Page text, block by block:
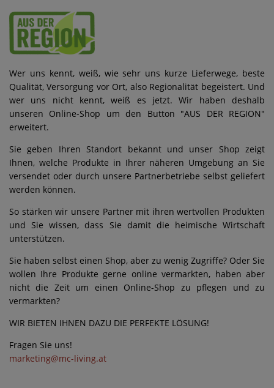
Wer uns kennt, weiß, wie sehr uns kurze Lieferwege, beste
Qualität, Versorgung vor Ort, also Regionalität begeistert. Und
wer uns nicht kennt, weiß es jetzt. Wir haben deshalb
unseren Online-Shop um den Button "AUS DER REGION"
erweitert.
Sie geben Ihren Standort bekannt und unser Shop zeigt
Ihnen, welche Produkte in Ihrer näheren Umgebung an Sie
versendet oder durch unsere Partnerbetriebe selbst geliefert
werden können.
So stärken wir unsere Partner mit ihren wertvollen Produkten
und Sie wissen, dass Sie damit die heimische Wirtschaft
unterstützen.
Sie haben selbst einen Shop, aber zu wenig Zugriffe? Oder Sie
wollen Ihre Produkte gerne online vermarkten, haben aber
nicht die Zeit um einen Online-Shop zu pflegen und zu
vermarkten?
WIR BIETEN IHNEN DAZU DIE PERFEKTE LÖSUNG!
Fragen Sie uns!
marketing@mc-living.at